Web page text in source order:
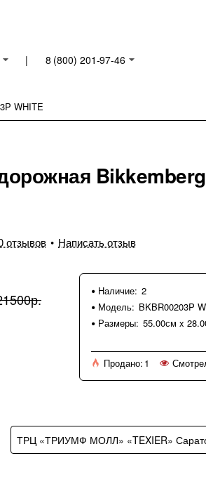
| 8 (800) 201-97-46
WHITE
отзывов • Написать отзыв
Наличие: 2
Модель: BKBR00203P
Размеры: 55.00см x
Продано: 1